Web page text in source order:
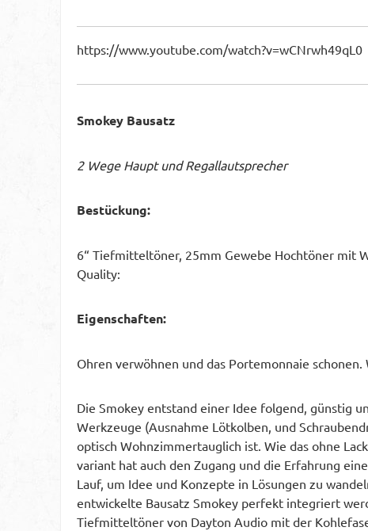
https://www.youtube.com/watch?v=wCNrwh49qL0
Smokey Bausatz
2 Wege Haupt und Regallautsprecher
Bestückung:
6“ Tiefmitteltöner, 25mm Gewebe Hochtöner mit
Quality:
Eigenschaften:
Ohren verwöhnen und das Portemonnaie schonen.
Die Smokey entstand einer Idee folgend, günstig
Werkzeuge (Ausnahme Lötkolben, und
optisch Wohnzimmertauglich ist. Wie das ohne
variant hat auch den Zugang und die Erfahrung
Lauf, um Idee und Konzepte in Lösungen zu
entwickelte Bausatz Smokey perfekt integriert
Tiefmitteltöner von Dayton Audio mit der